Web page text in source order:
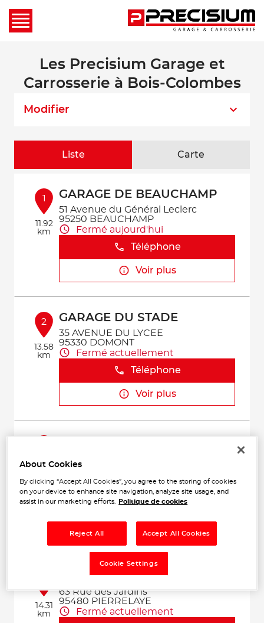
Les Precisium Garage et
Carrosserie à Bois-Colombes
Modifier
Liste Carte
1
11.92
km
GARAGE DE BEAUCHAMP
51 Avenue du Général Leclerc
95250 BEAUCHAMP
Fermé aujourd'hui
Téléphone
Voir plus
2
13.58
km
GARAGE DU STADE
35 AVENUE DU LYCEE
95330 DOMONT
Fermé actuellement
Téléphone
Voir plus
km
2 Rue du Plant Loger
95330 DOMONT
Fermé actuellement
Téléphone
Voir plus
14.31
km
IDF ELECTRONIQUE CAR
63 Rue des Jardins
95480 PIERRELAYE
Fermé actuellement
About Cookies
By clicking “Accept All Cookies”, you agree to the storing of cookies
on your device to enhance site navigation, analyze site usage, and
assist in our marketing efforts.
Politique de cookies
Reject All Accept All Cookies
Cookie Settings